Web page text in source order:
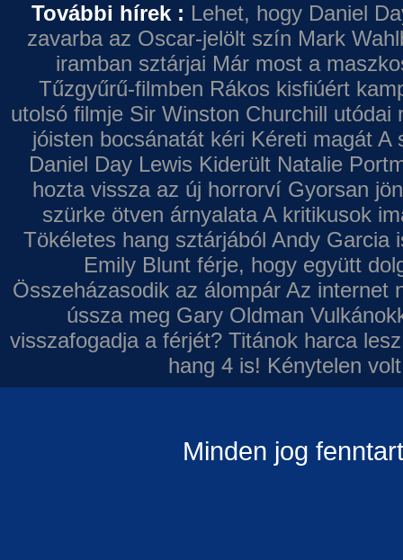
További hírek : Lehet, hogy Daniel
zavarba az Oscar-jelölt szín Mark
iramban sztárjai Már most a
Tűzgyűrű-filmben Rákos kisfiúért
utolsó filmje Sir Winston Churchill utódai
jóisten bocsánatát kéri Kéreti magát A
Daniel Day Lewis Kiderült Natalie
hozta vissza az új horrorví Gyorsan
szürke ötven árnyalata A kritikusok
Tökéletes hang sztárjából Andy Garcia
Emily Blunt férje, hogy együtt
Összeházasodik az álompár Az internet
ússza meg Gary Oldman
visszafogadja a férjét? Titánok harca
hang 4 is! Kénytelen
Minden jog